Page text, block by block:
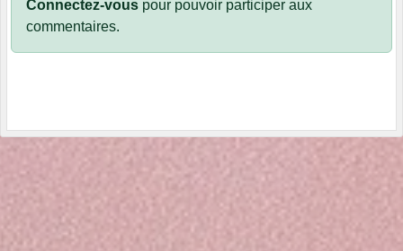
Connectez-vous pour pouvoir participer aux
commentaires.